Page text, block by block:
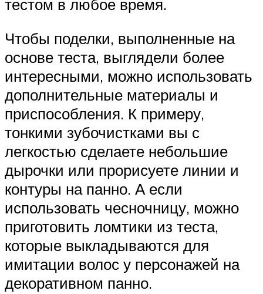
тестом в любое время.
Чтобы поделки, выполненные на
основе теста, выглядели более
интересными, можно использовать
дополнительные материалы и
приспособления. К примеру,
тонкими зубочистками вы с
легкостью сделаете небольшие
дырочки или прорисуете линии и
контуры на панно. А если
использовать чесночницу, можно
приготовить ломтики из теста,
которые выкладываются для
имитации волос у персонажей на
декоративном панно.